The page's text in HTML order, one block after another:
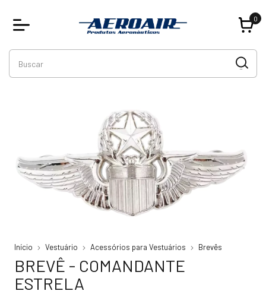
0
Início Vestuário Acessórios para Vestuários Brevês
BREVÊ - COMANDANTE
ESTRELA